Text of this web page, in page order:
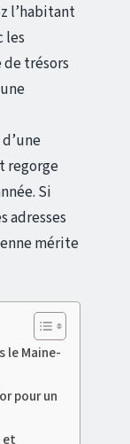
l’habitant
les
trésors
regorge
Si
adresses
mérite
le Maine-
pour un
et